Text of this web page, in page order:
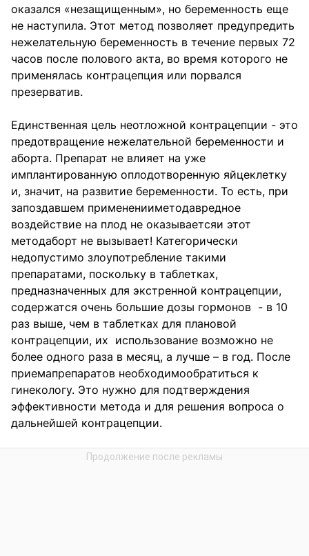
оказался «незащищенным», но беременность еще
не наступила. Этот метод позволяет предупредить
нежелательную беременность в течение первых 72
часов после полового акта, во время которого не
применялась контрацепция или порвался
презерватив.
Единственная цель неотложной контрацепции - это
предотвращение нежелательной беременности и
аборта. Препарат не влияет на уже
имплантированную оплодотворенную яйцеклетку
и, значит, на развитие беременности. То есть, при
запоздавшем примененииметодавредное
воздействие на плод не оказываетсяи этот
методаборт не вызывает! Категорически
недопустимо злоупотребление такими
препаратами, поскольку в таблетках,
предназначенных для экстренной контрацепции,
содержатся очень большие дозы гормонов - в 10
раз выше, чем в таблетках для плановой
контрацепции, их использование возможно не
более одного раза в месяц, а лучше – в год. После
приемапрепаратов необходимообратиться к
гинекологу. Это нужно для подтверждения
эффективности метода и для решения вопроса о
дальнейшей контрацепции.